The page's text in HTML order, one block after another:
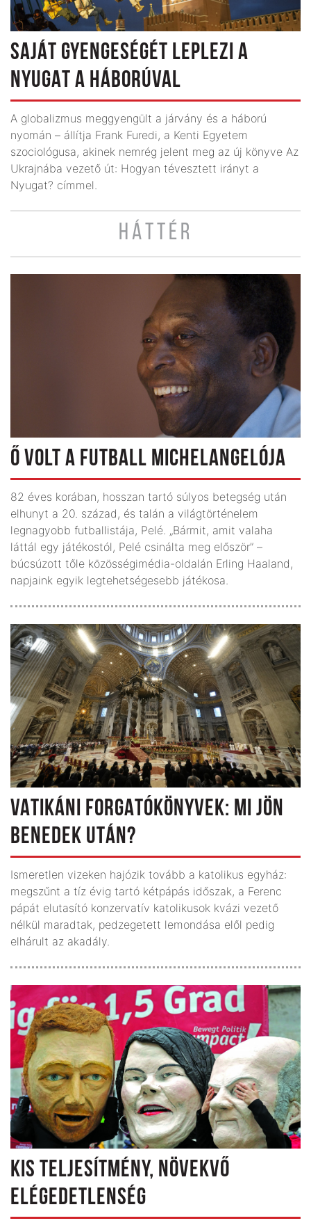
SAJÁT GYENGESÉGÉT LEPLEZI A
NYUGAT A HÁBORÚVAL
A globalizmus meggyengült a járvány és a háború
nyomán – állítja Frank Furedi, a Kenti Egyetem
szociológusa, akinek nemrég jelent meg az új könyve Az
Ukrajnába vezető út: Hogyan tévesztett irányt a
Nyugat? címmel.
HÁTTÉR
Ő VOLT A FUTBALL MICHELANGELÓJA
82 éves korában, hosszan tartó súlyos betegség után
elhunyt a 20. század, és talán a világtörténelem
legnagyobb futballistája, Pelé. „Bármit, amit valaha
láttál egy játékostól, Pelé csinálta meg először” –
búcsúzott tőle közösségimédia-oldalán Erling Haaland,
napjaink egyik legtehet­ségesebb játékosa.
VATIKÁNI FORGATÓKÖNYVEK: MI JÖN
BENEDEK UTÁN?
Ismeretlen vizeken hajózik tovább a katolikus egyház:
megszűnt a tíz évig tartó kétpápás időszak, a Ferenc
pápát elutasító konzervatív katolikusok kvázi vezető
nélkül maradtak, pedzegetett lemondása elől pedig
elhárult az akadály.
KIS TELJESÍTMÉNY, NÖVEKVŐ
ELÉGEDETLENSÉG